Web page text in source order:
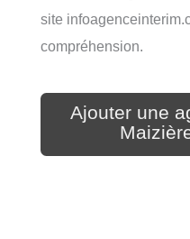
site
compréhension.
Ajouter une